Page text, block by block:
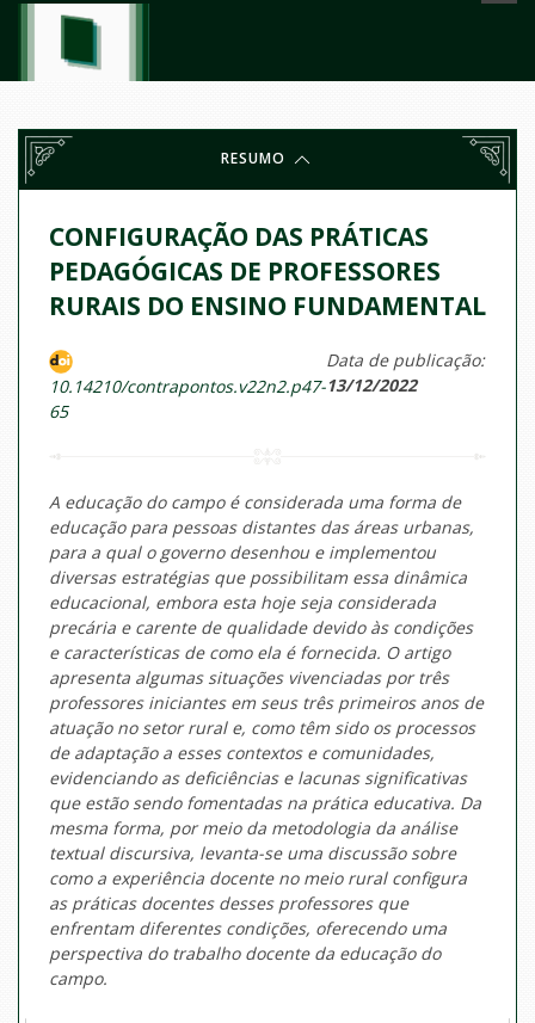
RESUMO
CONFIGURAÇÃO DAS PRÁTICAS
PEDAGÓGICAS DE PROFESSORES
RURAIS DO ENSINO FUNDAMENTAL
10.14210/contrapontos.v22n2.p47-
65
Data de publicação:
13/12/2022
A educação do campo é considerada uma forma de
educação para pessoas distantes das áreas urbanas,
para a qual o governo desenhou e implementou
diversas estratégias que possibilitam essa dinâmica
educacional, embora esta hoje seja considerada
precária e carente de qualidade devido às condições
e características de como ela é fornecida. O artigo
apresenta algumas situações vivenciadas por três
professores iniciantes em seus três primeiros anos de
atuação no setor rural e, como têm sido os processos
de adaptação a esses contextos e comunidades,
evidenciando as deficiências e lacunas significativas
que estão sendo fomentadas na prática educativa. Da
mesma forma, por meio da metodologia da análise
textual discursiva, levanta-se uma discussão sobre
como a experiência docente no meio rural configura
as práticas docentes desses professores que
enfrentam diferentes condições, oferecendo uma
perspectiva do trabalho docente da educação do
campo.